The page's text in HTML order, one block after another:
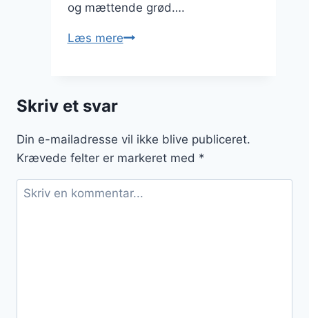
og mættende grød….
Læs mereChiagrød
Skriv et svar
Din e-mailadresse vil ikke blive publiceret.
Krævede felter er markeret med *